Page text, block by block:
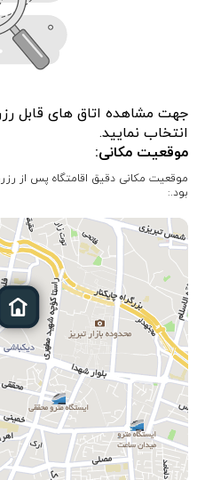
جهت مشاهده اتاق های قابل
انتخاب نمایید.
موقعیت مکانی:
موقعیت مکانی دقیق اقامتگاه پس از
بود.: